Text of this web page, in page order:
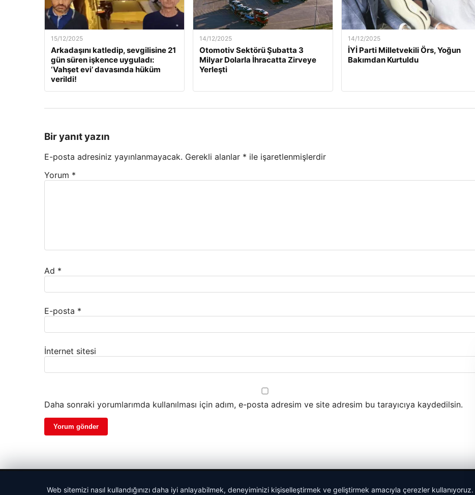
15/12/2025
Arkadaşını katledip, sevgilisine 21
gün süren işkence uyguladı:
‘Vahşet evi’ davasında hüküm
verildi!
14/12/2025
Otomotiv Sektörü Şubatta 3
Milyar Dolarla İhracatta Zirveye
Yerleşti
14/12/2025
İYİ Parti Milletvekili Örs, Yoğun
Bakımdan Kurtuldu
Bir yanıt yazın
E-posta adresiniz yayınlanmayacak. Gerekli alanlar * ile işaretlenmişlerdir
Yorum *
Ad *
E-posta *
İnternet sitesi
Daha sonraki yorumlarımda kullanılması için adım, e-posta adresim ve site adresim bu tarayıcıya kaydedilsin.
Web sitemizi nasıl kullandığınızı daha iyi anlayabilmek, deneyiminizi kişiselleştirmek ve geliştirmek amacıyla çerezler kullanıyoruz.